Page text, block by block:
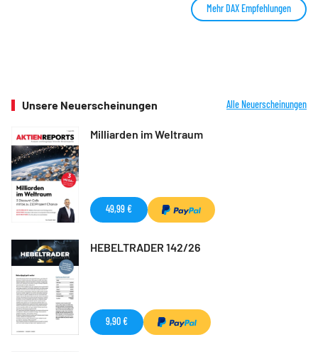
Mehr DAX Empfehlungen
Unsere Neuerscheinungen Alle Neuerscheinungen
Milliarden im Weltraum
49,99 €
HEBELTRADER 142/26
9,90 €